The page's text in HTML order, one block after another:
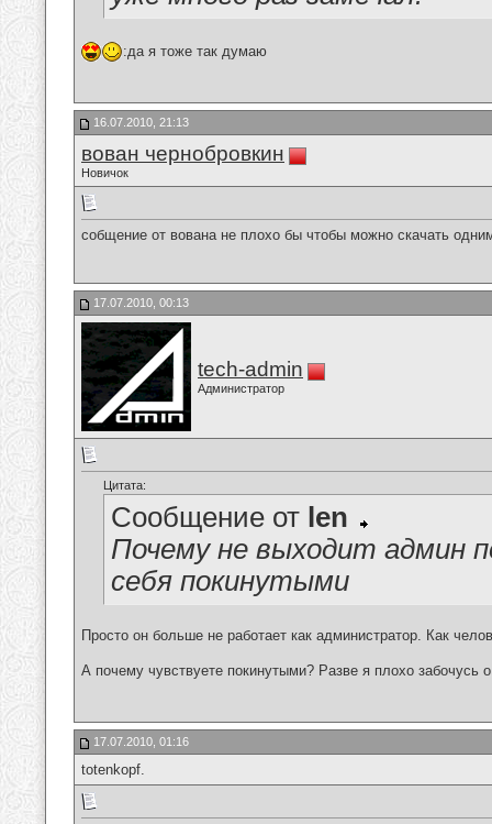
:да я тоже так думаю
16.07.2010, 21:13
вован чернобровкин
Новичок
собщение от вована не плохо бы чтобы можно скачать
17.07.2010, 00:13
tech-admin
Администратор
Цитата:
Сообщение от len
Почему не выходит админ
себя покинутыми
Просто он больше не работает как администратор. Как
А почему чувствуете покинутыми? Разве я плохо забочусь
17.07.2010, 01:16
totenkopf.